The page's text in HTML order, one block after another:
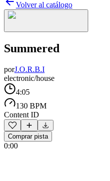
Volver al catálogo
Summered
porJ.O.R.B.I
electronic/house
4:05
130 BPM
Content ID
Comprar pista
0:00